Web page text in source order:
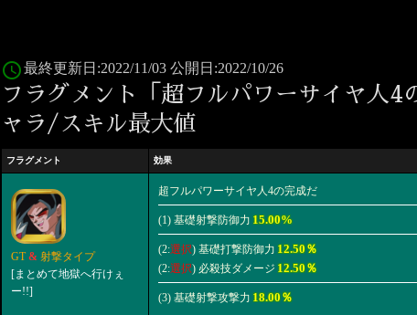
access_time 最終更新日:2022/11/03 公開日:2022/10/26
フラグメント「超フルパワーサイヤ人
ャラ/スキル最大値
フラグメント 効果
GT& 射撃タイプ
[まとめて地獄へ行けぇ
ー!!]
超フルパワーサイヤ人4の完成だ
(1) 基礎射撃防御力 15.00%
(2:選択) 基礎打撃防御力 12.50％
(2:選択) 必殺技ダメージ 12.50％
(3) 基礎射撃攻撃力 18.00％